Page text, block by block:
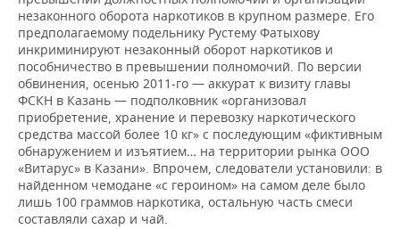
незаконного оборота наркотиков в крупном размере. Его
предполагаемому подельнику Рустему Фатыхову
инкриминируют незаконный оборот наркотиков и
пособничество в превышении полномочий. По версии
обвинения, осенью 2011-го — аккурат к визиту главы
ФСКН в Казань — подполковник «организовал
приобретение, хранение и перевозку наркотического
средства массой более 10 кг» с последующим «фиктивным
обнаружением и изъятием… на территории рынка ООО
«Витарус» в Казани». Впрочем, следователи установили: в
найденном чемодане «с героином» на самом деле было
лишь 100 граммов наркотика, остальную часть смеси
составляли сахар и чай.